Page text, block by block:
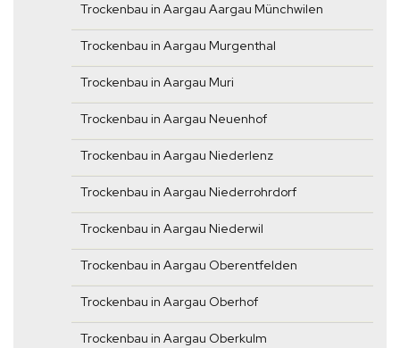
Trockenbau in Aargau Aargau Münchwilen
Trockenbau in Aargau Murgenthal
Trockenbau in Aargau Muri
Trockenbau in Aargau Neuenhof
Trockenbau in Aargau Niederlenz
Trockenbau in Aargau Niederrohrdorf
Trockenbau in Aargau Niederwil
Trockenbau in Aargau Oberentfelden
Trockenbau in Aargau Oberhof
Trockenbau in Aargau Oberkulm